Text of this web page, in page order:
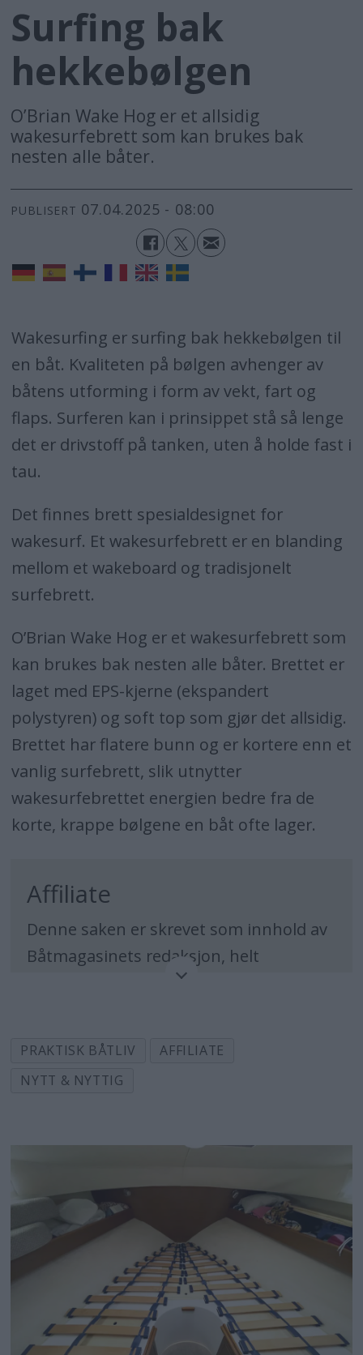
Surfing bak
hekkebølgen
O’Brian Wake Hog er et allsidig
wakesurfebrett som kan brukes bak
nesten alle båter.
PUBLISERT 07.04.2025 - 08:00
Wakesurfing er surfing bak hekkebølgen til
en båt. Kvaliteten på bølgen avhenger av
båtens utforming i form av vekt, fart og
flaps. Surferen kan i prinsippet stå så lenge
det er drivstoff på tanken, uten å holde fast i
tau.
Det finnes brett spesialdesignet for
wakesurf. Et wakesurfebrett er en blanding
mellom et wakeboard og tradisjonelt
surfebrett.
O’Brian Wake Hog er et wakesurfebrett som
kan brukes bak nesten alle båter. Brettet er
laget med EPS-kjerne (ekspandert
polystyren) og soft top som gjør det allsidig.
Brettet har flatere bunn og er kortere enn et
vanlig surfebrett, slik utnytter
wakesurfebrettet energien bedre fra de
korte, krappe bølgene en båt ofte lager.
Affiliate
Denne saken er skrevet som innhold av
Båtmagasinets redaksjon, helt
uavhengig av kommersielle aktører.
artikkelen henviser til aktører som
fra lesere av artikkelen, og som dermed
gjennom affiliate-lenker.
PRAKTISK BÅTLIV
AFFILIATE
NYTT & NYTTIG